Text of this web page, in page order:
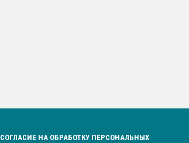
СОГЛАСИЕ НА ОБРАБОТКУ ПЕРСОНАЛЬНЫХ